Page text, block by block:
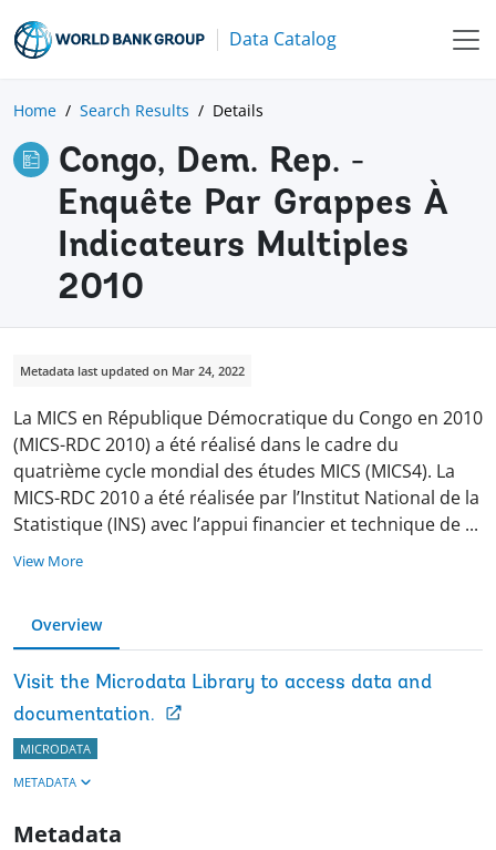
Data Catalog
Home Search Results Details
Congo, Dem. Rep. -
Enquête Par Grappes À
Indicateurs Multiples
2010
Metadata last updated on Mar 24, 2022
La MICS en République Démocratique du Congo en 2010
(MICS-RDC 2010) a été réalisé dans le cadre du
quatrième cycle mondial des études MICS (MICS4). La
MICS-RDC 2010 a été réalisée par l’Institut National de la
Statistique (INS) avec l’appui financier et technique de ...
View More
Overview
Visit the Microdata Library to access data and
documentation.
MICRODATA
METADATA
Metadata